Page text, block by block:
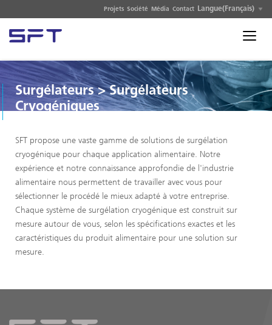
Projets Société Média Contact Langue(Français)
Surgélateurs>Surgélateurs
Cryogéniques
SFT propose une vaste gamme de solutions de surgélation
cryogénique pour chaque application alimentaire. Notre
expérience et notre connaissance approfondie de l'industrie
alimentaire nous permettent de travailler avec vous pour
sélectionner le procédé le mieux adapté à votre entreprise.
Chaque système de surgélation cryogénique est construit sur
mesure autour de vous, selon les spécifications exactes et les
caractéristiques du produit alimentaire pour une solution sur
mesure.